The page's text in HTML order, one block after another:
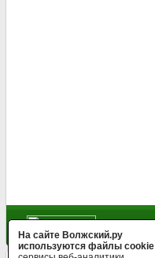
На сайте Волжский.ру
используются файлы cookie